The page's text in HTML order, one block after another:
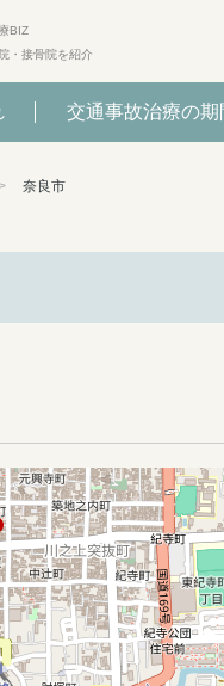
BIZ
・接骨院を紹介
交通事故治療の期
奈良市